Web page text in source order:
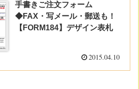
手書きご注文フォーム
◆FAX・写メール・郵送も！
【FORM184】デザイン表札
2015.04.10